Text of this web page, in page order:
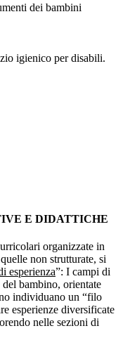
dei bambini
igienico per disabili.
E DIDATTICHE
organizzate in
non strutturate, si
esperienza”: I campi di
del bambino, orientate
individuano un “filo
esperienze diversificate
nelle sezioni di